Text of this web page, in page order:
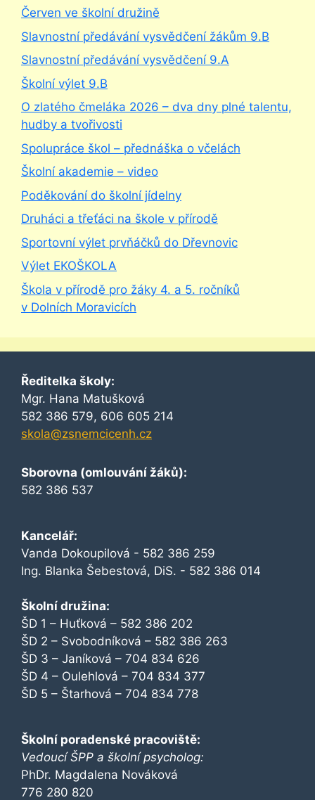
Červen ve školní družině
Slavnostní předávání vysvědčení žákům 9.B
Slavnostní předávání vysvědčení 9.A
Školní výlet 9.B
O zlatého čmeláka 2026 – dva dny plné talentu,
hudby a tvořivosti
Spolupráce škol – přednáška o včelách
Školní akademie – video
Poděkování do školní jídelny
Druháci a třeťáci na škole v přírodě
Sportovní výlet prvňáčků do Dřevnovic
Výlet EKOŠKOLA
Škola v přírodě pro žáky 4. a 5. ročníků
v Dolních Moravicích
Ředitelka školy:
Mgr. Hana Matušková
582 386 579, 606 605 214
skola@zsnemcicenh.cz
Sborovna (omlouvání žáků):
582 386 537
Kancelář:
Vanda Dokoupilová - 582 386 259
Ing. Blanka Šebestová, DiS. - 582 386 014
Školní družina:
ŠD 1 – Huťková – 582 386 202
ŠD 2 – Svobodníková – 582 386 263
ŠD 3 – Janíková – 704 834 626
ŠD 4 – Oulehlová – 704 834 377
ŠD 5 – Štarhová – 704 834 778
Školní poradenské pracoviště:
Vedoucí ŠPP a školní psycholog:
PhDr. Magdalena Nováková
776 280 820